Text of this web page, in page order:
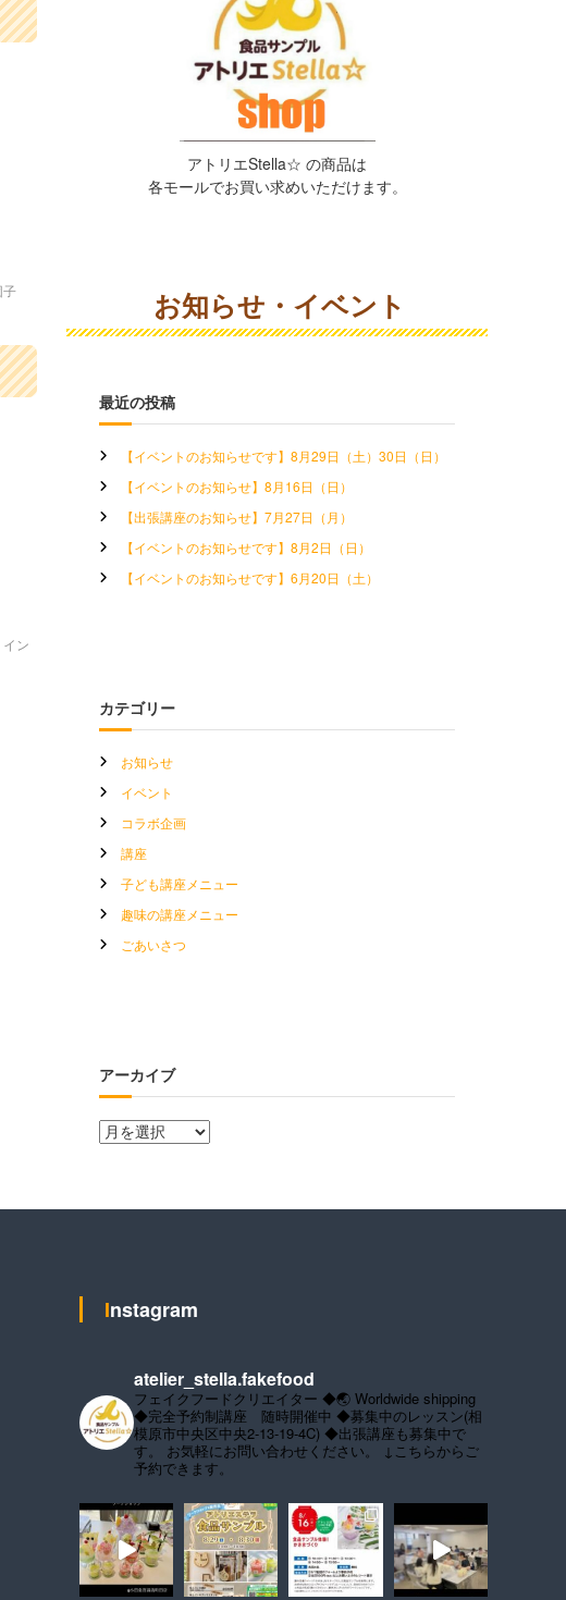
子
イン
アトリエStella☆ の商品は
各モールでお買い求めいただけます。
お知らせ・イベント
最近の投稿
【イベントのお知らせです】8月29日（土）30日（日）
【イベントのお知らせ】8月16日（日）
【出張講座のお知らせ】7月27日（月）
【イベントのお知らせです】8月2日（日）
【イベントのお知らせです】6月20日（土）
カテゴリー
お知らせ
イベント
コラボ企画
講座
子ども講座メニュー
趣味の講座メニュー
ごあいさつ
アーカイブ
ア
ー
Instagram
atelier_stella.fakefood
フェイクフードクリエイター ◆🌏 Worldwide shipping
◆完全予約制講座 随時開催中 ◆募集中のレッスン(相
模原市中央区中央2-13-19-4C) ◆出張講座も募集中で
す。
お気軽にお問い合わせください。
↓こちらからご
予約できます。